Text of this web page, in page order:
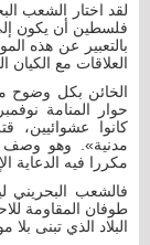
لقد اختار الشعب
فلسطين أن يكون
بالتعبير عن هذه
العلاقات مع الكيان
الخائن بكل وضوح
حوار المنامة
كانوا عشوائيين،
مدنية». وهو وصف
مكررا فيه الدعاية
فالشعب البحريني
طوفان المقاومة
البلاد الذي تبنى